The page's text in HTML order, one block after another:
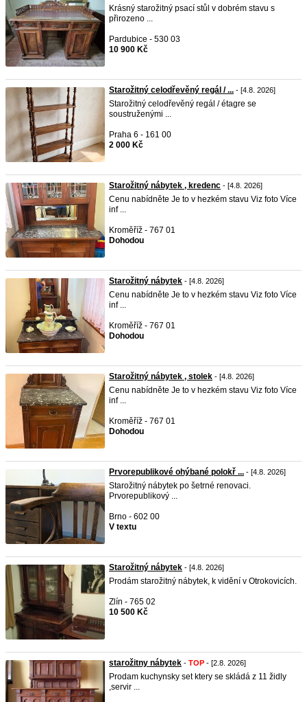
Krásný starožitný psací stůl v dobrém stavu s
přirozeno ...
Pardubice - 530 03
10 900 Kč
Starožitný celodřevěný regál / ... - [4.8. 2026]
Starožitný celodřevěný regál / étagre se
soustruženými ...
Praha 6 - 161 00
2 000 Kč
Starožitný nábytek , kredenc - [4.8. 2026]
Cenu nabídněte Je to v hezkém stavu Viz foto Více
inf ...
Kroměříž - 767 01
Dohodou
Starožitný nábytek - [4.8. 2026]
Cenu nabídněte Je to v hezkém stavu Viz foto Více
inf ...
Kroměříž - 767 01
Dohodou
Starožitný nábytek , stolek - [4.8. 2026]
Cenu nabídněte Je to v hezkém stavu Viz foto Více
inf ...
Kroměříž - 767 01
Dohodou
Prvorepublikové ohýbané polokř ... - [4.8. 2026]
Starožitný nábytek po šetrné renovaci.
Prvorepublikový ...
Brno - 602 00
V textu
Starožitný nábytek - [4.8. 2026]
Prodám starožitný nábytek, k vidění v Otrokovicích.
Zlín - 765 02
10 500 Kč
starožitny nábytek - TOP - [2.8. 2026]
Prodam kuchynsky set ktery se skládá z 11 židly
,servir ...